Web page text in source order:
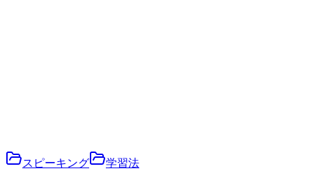
スピーキング 学習法